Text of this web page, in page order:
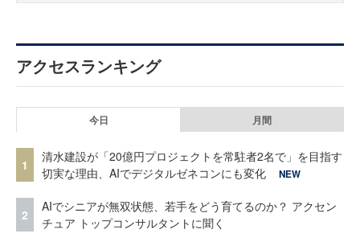
アクセスランキング
今日 月間
1
清水建設が「20億円プロジェクトを常駐者2名で」を目指す
切実な理由、AIでデジタルゼネコンにも変化
NEW
2
AIでシニアが無双状態、若手をどう育てるのか？ アクセン
チュア トップコンサルタントに聞く